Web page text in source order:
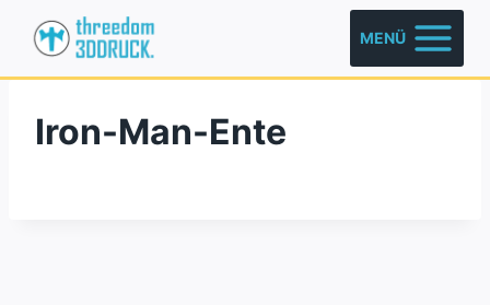
Inhalt
springen
MENÜ
Iron-Man-Ente